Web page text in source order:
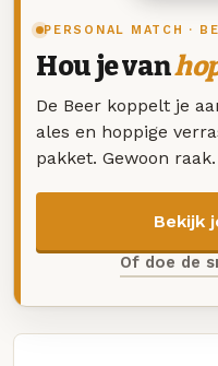
PERSONAL MATCH ·
Hou je van
De Beer koppelt je
ales en hoppige
pakket. Gewoon raak.
Bekijk
Of doe de